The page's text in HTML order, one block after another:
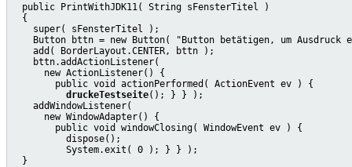
  public PrintWithJDK11( String sFensterTitel )
  {
    super( sFensterTitel );
Button bttn = new Button( "Button betätigen, um Ausdruck
    add( BorderLayout.CENTER, bttn );
    bttn.addActionListener(
      new ActionListener() {
        public void actionPerformed( ActionEvent ev ) {
druckeTestseite(); } } );
    addWindowListener(
      new WindowAdapter() {
        public void windowClosing( WindowEvent ev ) {
          dispose();
          System.exit( 0 ); } } );
  }